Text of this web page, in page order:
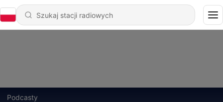
Podcasty